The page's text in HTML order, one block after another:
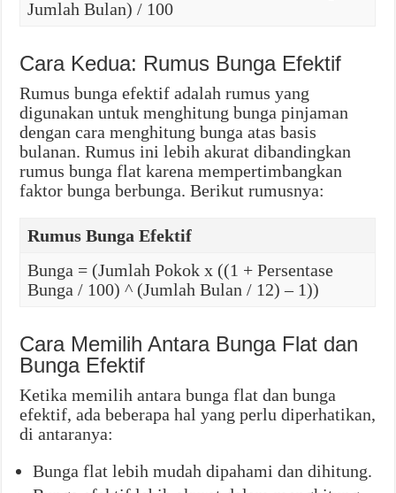
Jumlah Bulan) / 100
Cara Kedua: Rumus Bunga Efektif
Rumus bunga efektif adalah rumus yang
digunakan untuk menghitung bunga pinjaman
dengan cara menghitung bunga atas basis
bulanan. Rumus ini lebih akurat dibandingkan
rumus bunga flat karena mempertimbangkan
faktor bunga berbunga. Berikut rumusnya:
Rumus Bunga Efektif
Bunga = (Jumlah Pokok x ((1 + Persentase
Bunga / 100) ^ (Jumlah Bulan / 12) – 1))
Cara Memilih Antara Bunga Flat dan
Bunga Efektif
Ketika memilih antara bunga flat dan bunga
efektif, ada beberapa hal yang perlu diperhatikan,
di antaranya:
Bunga flat lebih mudah dipahami dan dihitung.